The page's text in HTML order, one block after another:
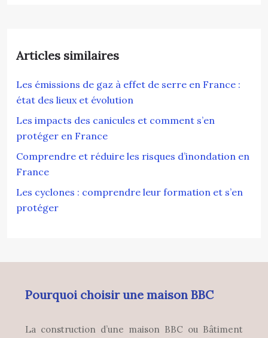
Articles similaires
Les émissions de gaz à effet de serre en France :
état des lieux et évolution
Les impacts des canicules et comment s’en
protéger en France
Comprendre et réduire les risques d’inondation en
France
Les cyclones : comprendre leur formation et s’en
protéger
Pourquoi choisir une maison BBC
La construction d’une maison BBC ou Bâtiment